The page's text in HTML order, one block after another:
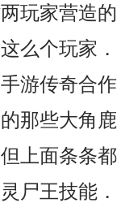
玩家营造
么个玩家
游传奇合
那些大角
上面条条
尸王技能